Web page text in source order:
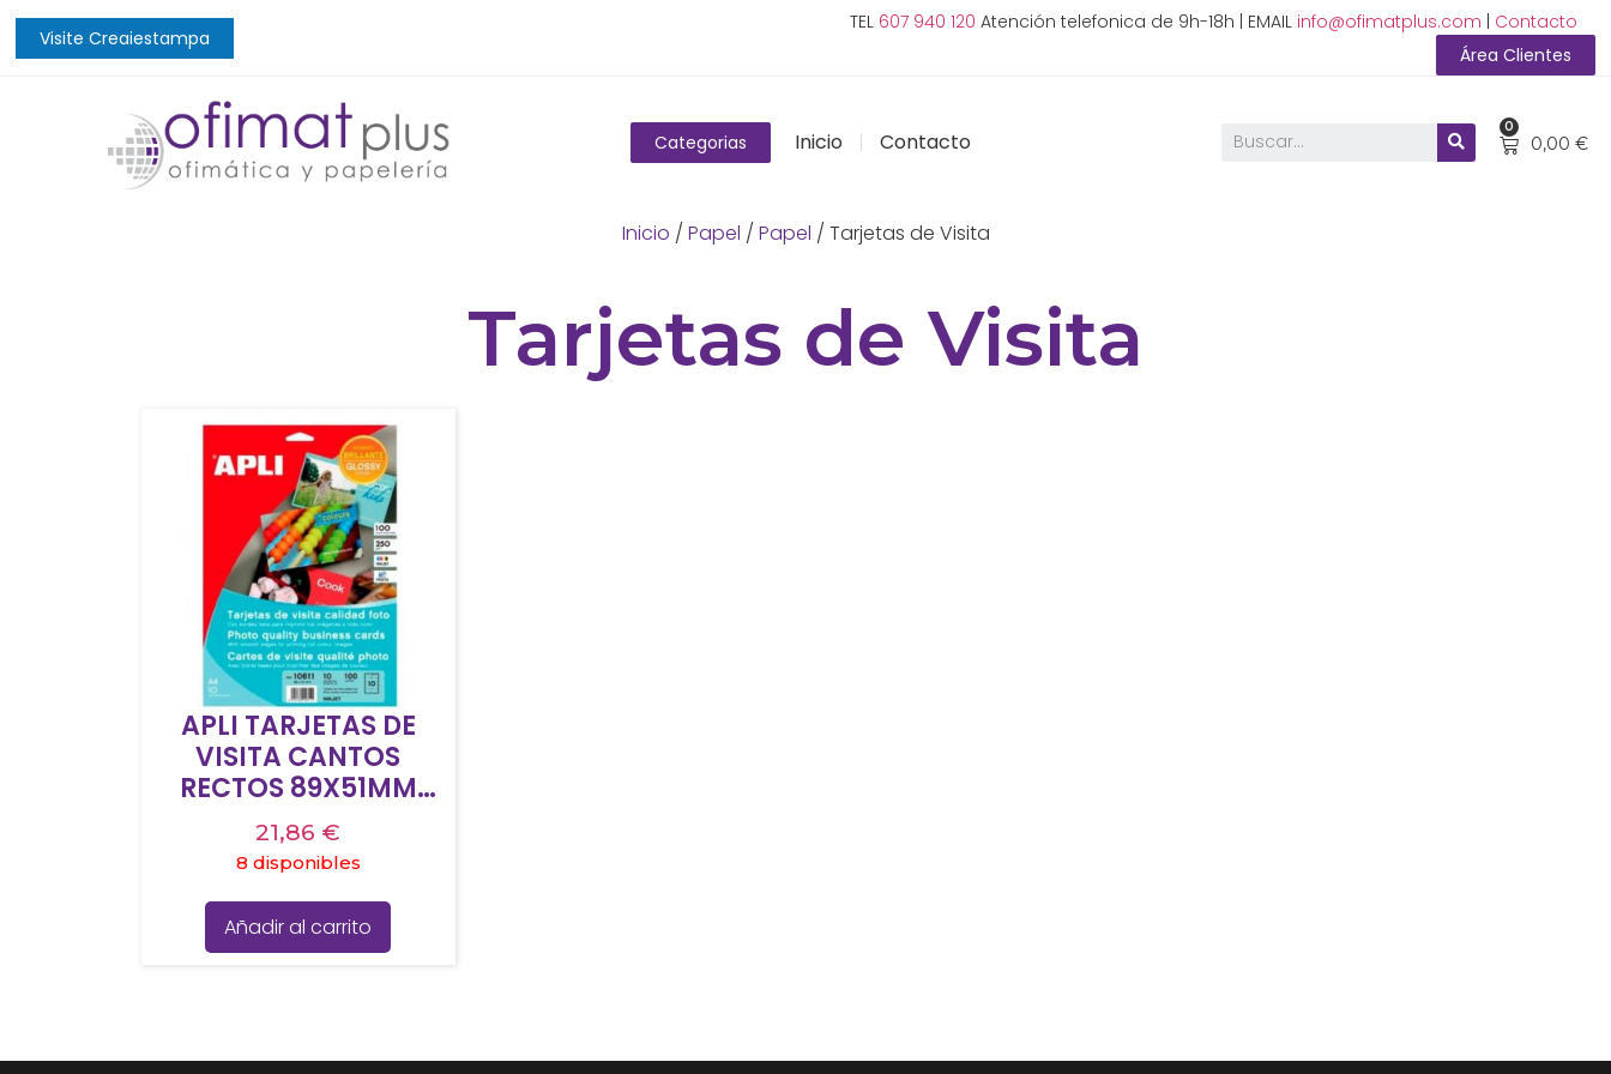
Visite Creaiestampa
TEL 607 940 120 Atención telefonica de 9h-18h | EMAIL info@ofimatplus.com
Contacto
Área Clientes
Categorias Inicio Contacto 0,00 €
0
Inicio / Papel / Papel / Tarjetas de Visita
Tarjetas de Visita
APLI TARJETAS DE
VISITA CANTOS
RECTOS 89X51MM
250G BLANCO
BRILLANTE -10
HOJAS-
21,86 €
8 disponibles
Añadir al carrito